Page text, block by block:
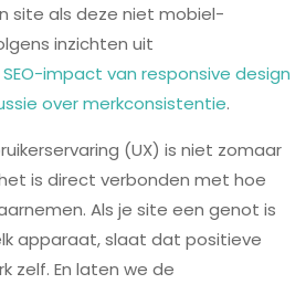
site als deze niet mobiel-
inzichten uit
impact van responsive design
over merkconsistentie.
(UX) is niet zomaar
is direct verbonden met hoe
Als je site een genot is
apparaat, slaat dat positieve
zelf. En laten we de